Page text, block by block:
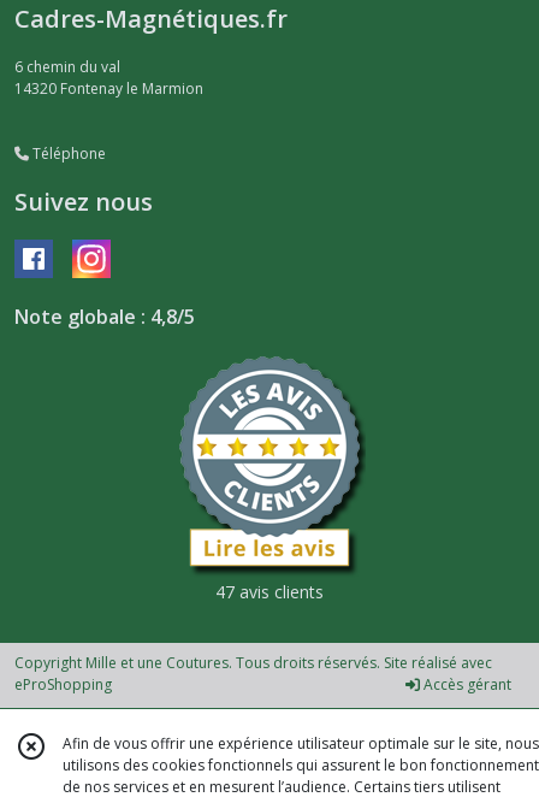
Cadres-Magnétiques.fr
6 chemin du val
14320 Fontenay le Marmion
Téléphone
Suivez nous
Note globale : 4,8/5
47 avis clients
Copyright Mille et une Coutures. Tous droits réservés. Site réalisé avec
eProShopping
Accès gérant
Afin de vous offrir une expérience utilisateur optimale sur le site, nous
utilisons des cookies fonctionnels qui assurent le bon fonctionnement
de nos services et en mesurent l’audience. Certains tiers utilisent